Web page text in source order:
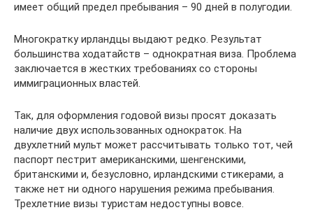
имеет общий предел пребывания – 90 дней в полугодии.
Многократку ирландцы выдают редко. Результат
большинства ходатайств – однократная виза. Проблема
заключается в жестких требованиях со стороны
иммиграционных властей.
Так, для оформления годовой визы просят доказать
наличие двух использованных однократок. На
двухлетний мульт может рассчитывать только тот, чей
паспорт пестрит американскими, шенгенскими,
британскими и, безусловно, ирландскими стикерами, а
также нет ни одного нарушения режима пребывания.
Трехлетние визы туристам недоступны вовсе.